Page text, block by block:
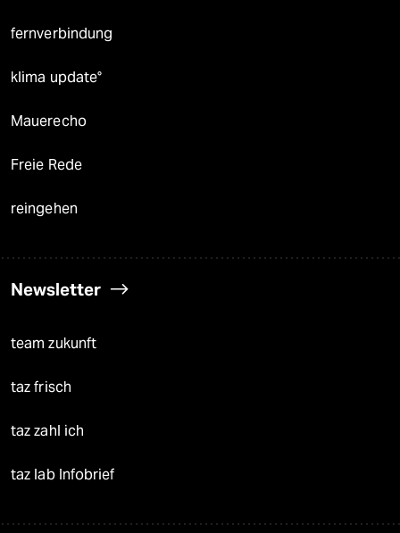
fernverbindung
klima update°
Mauerecho
Freie Rede
reingehen
Newsletter
team zukunft
taz frisch
taz zahl ich
taz lab Infobrief